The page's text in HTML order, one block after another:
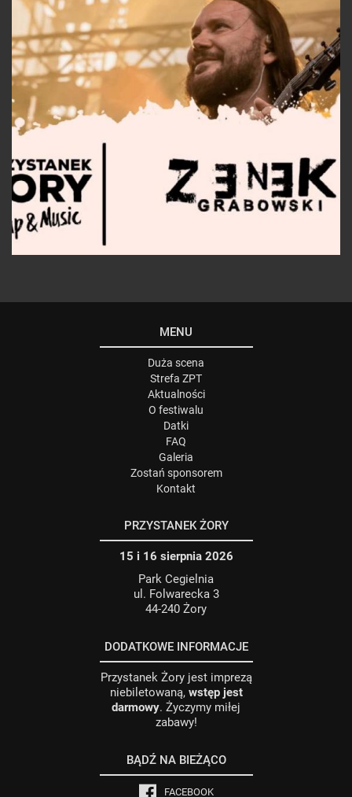
MENU
Duża scena
Strefa ZPT
Aktualności
O festiwalu
Datki
FAQ
Galeria
Zostań sponsorem
Kontakt
PRZYSTANEK ŻORY
15 i 16 sierpnia 2026
Park Cegielnia
ul. Folwarecka 3
44-240 Żory
DODATKOWE INFORMACJE
Przystanek Żory jest imprezą
niebiletowaną, wstęp jest
darmowy. Życzymy miłej
zabawy!
BĄDŹ NA BIEŻĄCO
FACEBOOK